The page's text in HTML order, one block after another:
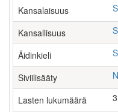
Kansalaisuus
Kansallisuus
Äidinkieli
Siviilisääty
Lasten lukumäärä